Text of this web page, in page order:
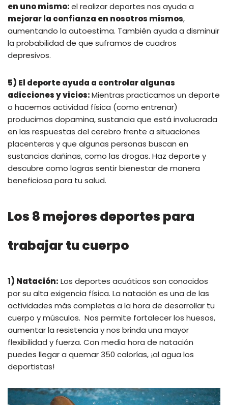
en uno mismo:el realizar deportes nos ayuda a
mejorar la confianza en nosotros mismos,
aumentando la autoestima. También ayuda a disminuir
la probabilidad de que suframos de cuadros
depresivos.
5) El deporte ayuda a controlar algunas
adicciones y vicios:Mientras practicamos un deporte
o hacemos actividad física (como entrenar)
producimos dopamina, sustancia que está involucrada
en las respuestas del cerebro frente a situaciones
placenteras y que algunas personas buscan en
sustancias dañinas, como las drogas. Haz deporte y
descubre como logras sentir bienestar de manera
beneficiosa para tu salud.
Los 8 mejores deportes para
trabajar tu cuerpo
1) Natación: Los deportes acuáticos son conocidos
por su alta exigencia física. La natación es una de las
actividades más completas a la hora de desarrollar tu
cuerpo y músculos. Nos permite fortalecer los huesos,
aumentar la resistencia y nos brinda una mayor
flexibilidad y fuerza. Con media hora de natación
puedes llegar a quemar 350 calorías, ¡al agua los
deportistas!